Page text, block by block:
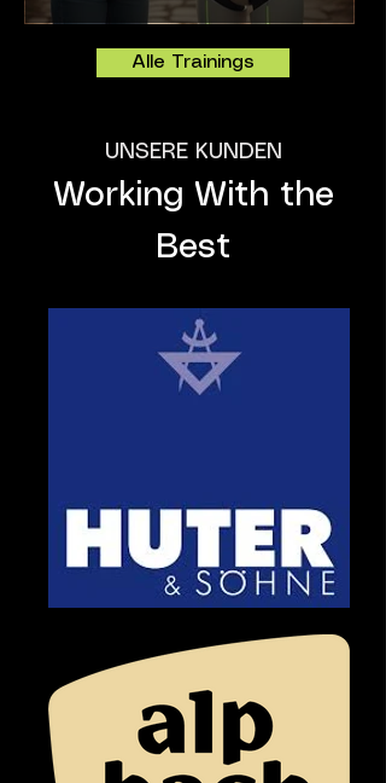
Alle Trainings
UNSERE KUNDEN
Working With the
Best